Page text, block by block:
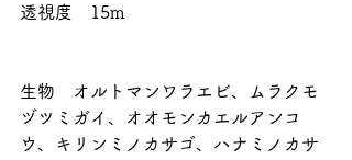
透視度　15m
生物　オルトマンワラエビ、ムラクモ
ヅツミガイ、オオモンカエルアンコ
ウ、キリンミノカサゴ、ハナミノカサ